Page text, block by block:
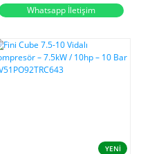
Whatsapp İletişim
YENİ